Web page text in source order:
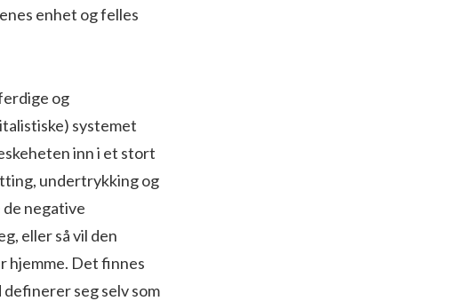
enhet og felles
og
systemet
inn i et stort
undertrykking og
negative
eller så vil den
hjemme. Det finnes
seg selv som